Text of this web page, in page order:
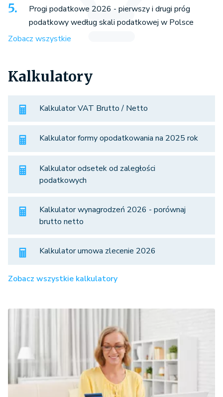
Progi podatkowe 2026 - pierwszy i drugi próg
podatkowy według skali podatkowej w Polsce
Zobacz wszystkie
Kalkulatory
Kalkulator VAT Brutto / Netto
Kalkulator formy opodatkowania na 2025 rok
Kalkulator odsetek od zaległości
podatkowych
Kalkulator wynagrodzeń 2026 - porównaj
brutto netto
Kalkulator umowa zlecenie 2026
Zobacz wszystkie kalkulatory